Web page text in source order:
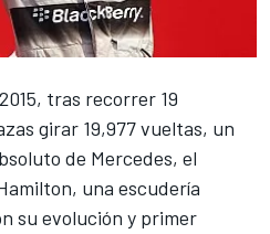
tras recorrer 19
girar 19,977 vueltas, un
de Mercedes, el
una escudería
su evolución y primer